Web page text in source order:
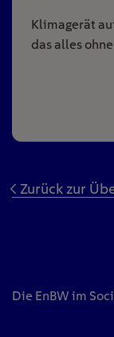
Klimagerät
das alles
Zurück zur
Die EnBW im